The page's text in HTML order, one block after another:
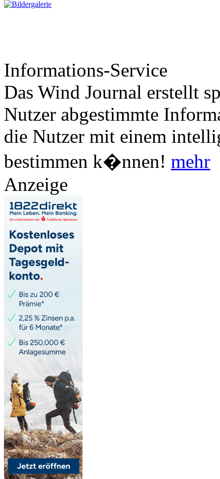
Informations-Service
Das Wind Journal erstellt
Nutzer abgestimmte
die Nutzer mit einem
bestimmen k�nnen! mehr
Anzeige